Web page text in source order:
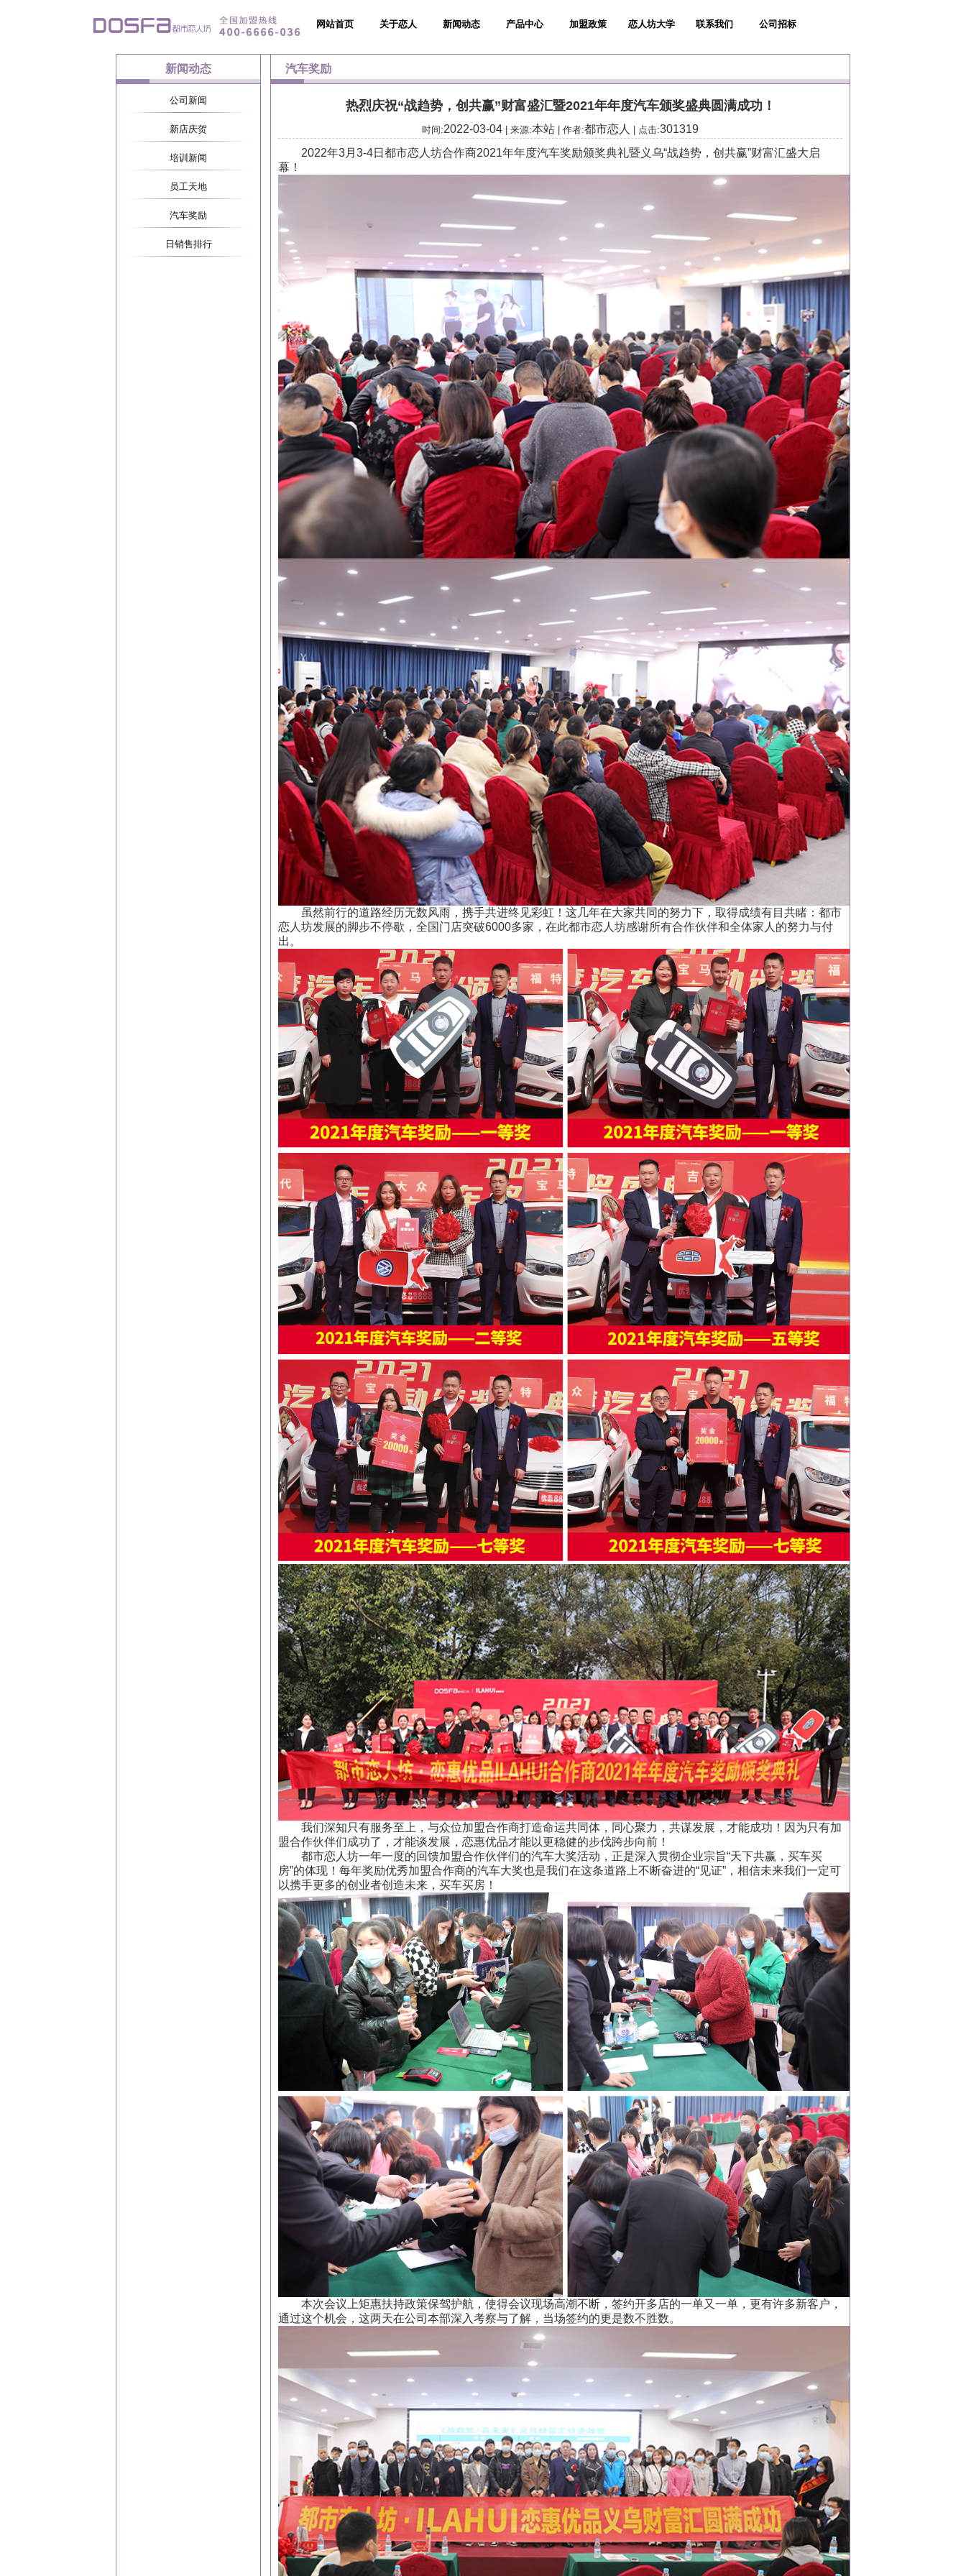
网站首页 关于恋人 新闻动态 产品中心 加盟政策 恋人坊大学 联系我们 公司招标
新闻动态
公司新闻
新店庆贺
培训新闻
员工天地
汽车奖励
日销售排行
汽车奖励
热烈庆祝“战趋势，创共赢”财富盛汇暨2021年年度汽车颁奖盛典圆满成功！
时间:2022-03-04 | 来源:本站 | 作者:都市恋人 | 点击:301319
2022年3月3-4日都市恋人坊合作商2021年年度汽车奖励颁奖典礼暨义乌“战趋势，创共赢”财富汇盛大启
幕！
虽然前行的道路经历无数风雨，携手共进终见彩虹！这几年在大家共同的努力下，取得成绩有目共睹：都市
恋人坊发展的脚步不停歇，全国门店突破6000多家，在此都市恋人坊感谢所有合作伙伴和全体家人的努力与付
出。
我们深知只有服务至上，与众位加盟合作商打造命运共同体，同心聚力，共谋发展，才能成功！因为只有加
盟合作伙伴们成功了，才能谈发展，恋惠优品才能以更稳健的步伐跨步向前！
都市恋人坊一年一度的回馈加盟合作伙伴们的汽车大奖活动，正是深入贯彻企业宗旨“天下共赢，买车买
房”的体现！每年奖励优秀加盟合作商的汽车大奖也是我们在这条道路上不断奋进的“见证”，相信未来我们一定可
以携手更多的创业者创造未来，买车买房！
本次会议上矩惠扶持政策保驾护航，使得会议现场高潮不断，签约开多店的一单又一单，更有许多新客户，
通过这个机会，这两天在公司本部深入考察与了解，当场签约的更是数不胜数。